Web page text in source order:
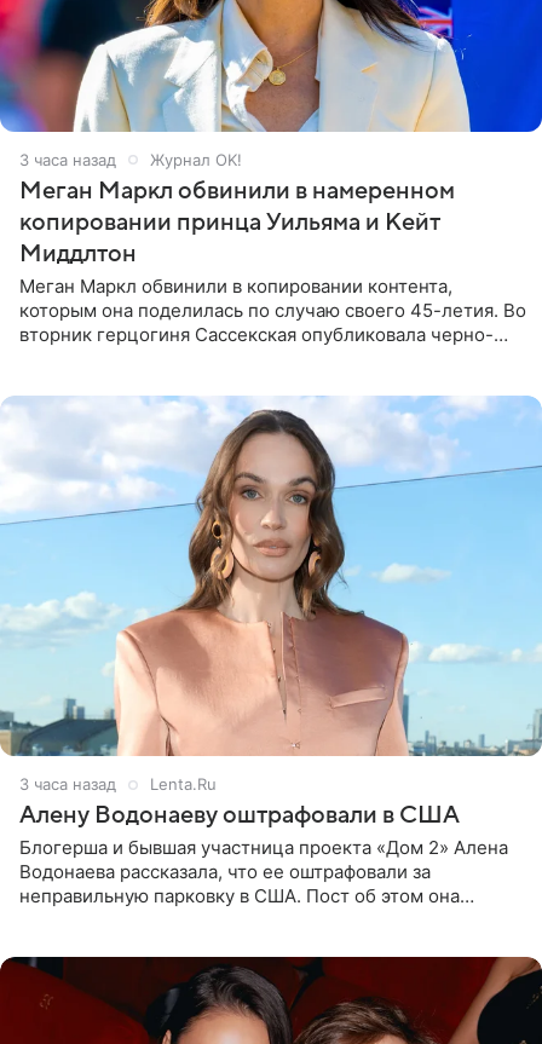
3 часа назад Журнал OK!
Меган Маркл обвинили в намеренном
копировании принца Уильяма и Кейт
Миддлтон
Меган Маркл обвинили в копировании контента,
которым она поделилась по случаю своего 45-летия. Во
вторник герцогиня Сассекская опубликовала черно-
3 часа назад Lenta.Ru
Алену Водонаеву оштрафовали в США
Блогерша и бывшая участница проекта «Дом 2» Алена
Водонаева рассказала, что ее оштрафовали за
неправильную парковку в США. Пост об этом она